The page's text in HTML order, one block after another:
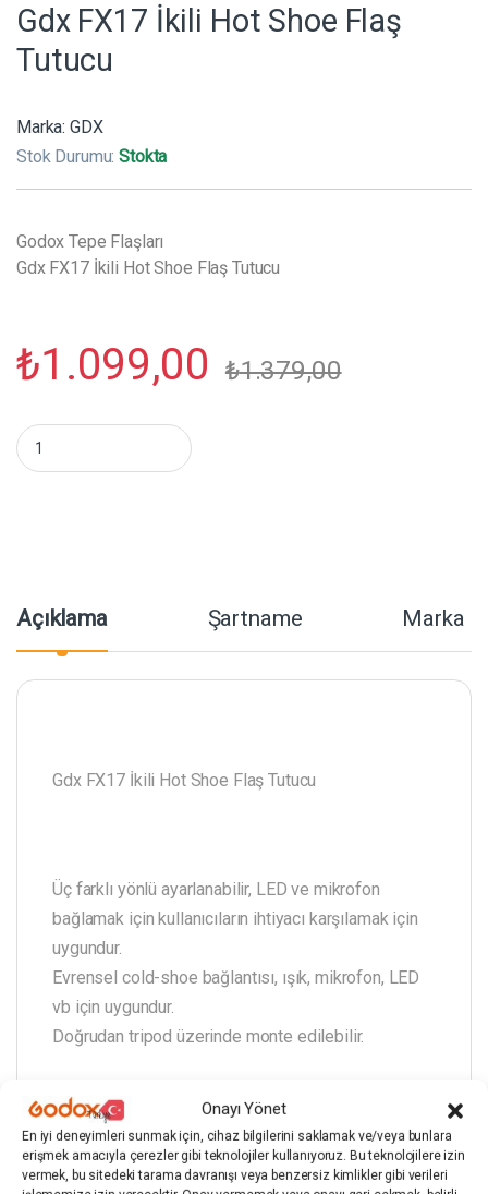
Onayı Yönet
En iyi deneyimleri sunmak için, cihaz bilgilerini saklamak ve/veya bunlara
erişmek amacıyla çerezler gibi teknolojiler kullanıyoruz. Bu teknolojilere izin
vermek, bu sitedeki tarama davranışı veya benzersiz kimlikler gibi verileri
Gdx FX17 İkili Hot Shoe Flaş
Tutucu
Marka: GDX
Stok Durumu:Stokta
Godox Tepe Flaşları
Gdx FX17 İkili Hot Shoe Flaş Tutucu
₺1.099,00 ₺1.379,00
Gdx FX17 İkili Hot Shoe Flaş Tutucu miktar
Açıklama Şartname Marka
Gdx FX17 İkili Hot Shoe Flaş Tutucu
Üç farklı yönlü ayarlanabilir, LED ve mikrofon
bağlamak için kullanıcıların ihtiyacı karşılamak için
uygundur.
Evrensel cold-shoe bağlantısı, ışık, mikrofon, LED
vb için uygundur.
Doğrudan tripod üzerinde monte edilebilir.